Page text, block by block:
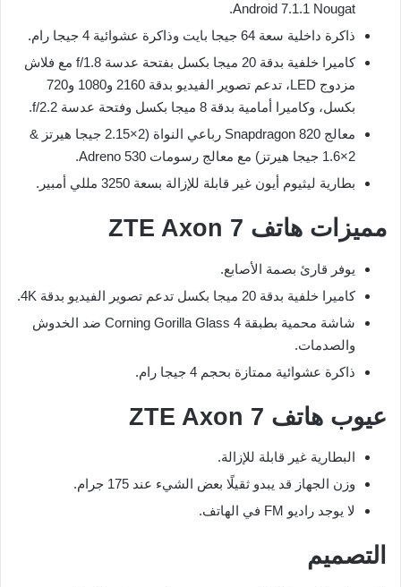
Android 7.1.1 Nougat.
ذاكرة داخلية سعة 64 جيجا بايت وذاكرة عشوائية 4 جيجا رام.
كاميرا خلفية بدقة 20 ميجا بكسل بفتحة عدسة f/1.8 مع فلاش
مزدوج LED، تدعم تصوير الفيديو بدقة 2160 و1080 و720
بكسل، وكاميرا أمامية بدقة 8 ميجا بكسل وفتحة عدسة f/2.2.
معالج Snapdragon 820 رباعي النواة (2×2.15 جيجا هيرتز &
2×1.6 جيجا هيرتز) مع معالج رسومات Adreno 530.
بطارية ليثيوم أيون غير قابلة للإزالة بسعة 3250 مللي أمبير.
مميزات هاتف ZTE Axon 7
يوفر قارئ بصمة الأصابع.
كاميرا خلفية بدقة 20 ميجا بكسل تدعم تصوير الفيديو بدقة 4K.
شاشة محمية بطبقة Corning Gorilla Glass 4 ضد الخدوش
والصدمات.
ذاكرة عشوائية ممتازة بحجم 4 جيجا رام.
عيوب هاتف ZTE Axon 7
البطارية غير قابلة للإزالة.
وزن الجهاز قد يبدو ثقيلًا بعض الشيء عند 175 جرام.
لا يوجد راديو FM في الهاتف.
التصميم